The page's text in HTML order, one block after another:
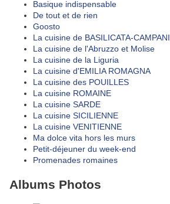
Basique indispensable
De tout et de rien
Goosto
La cuisine de BASILICATA-
La cuisine de l'Abruzzo et Molise
La cuisine de la Liguria
La cuisine d'EMILIA ROMAGNA
La cuisine des POUILLES
La cuisine ROMAINE
La cuisine SARDE
La cuisine SICILIENNE
La cuisine VENITIENNE
Ma dolce vita hors les murs
Petit-déjeuner du week-end
Promenades romaines
Albums Photos